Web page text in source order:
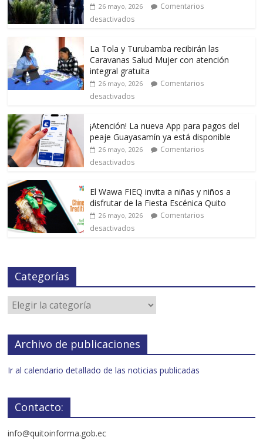
26 mayo, 2026
Comentarios
desactivados
La Tola y Turubamba recibirán las
Caravanas Salud Mujer con atención
integral gratuita
26 mayo, 2026
Comentarios
desactivados
¡Atención! La nueva App para pagos del
peaje Guayasamín ya está disponible
26 mayo, 2026
Comentarios
desactivados
El Wawa FIEQ invita a niñas y niños a
disfrutar de la Fiesta Escénica Quito
26 mayo, 2026
Comentarios
desactivados
Categorías
Archivo de publicaciones
Ir al calendario detallado de las noticias publicadas
Contacto:
info@quitoinforma.gob.ec